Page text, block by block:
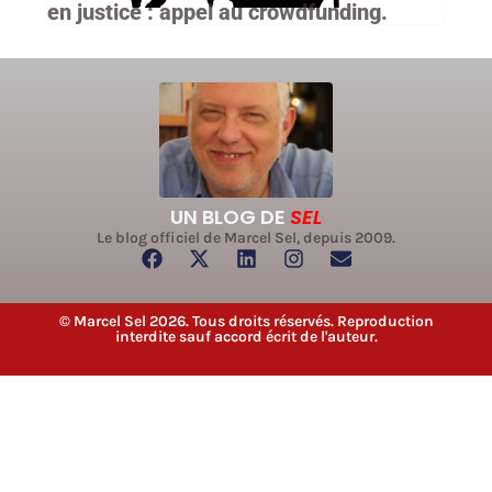
en justice : appel au crowdfunding.
UN BLOG DE SEL
Le blog officiel de Marcel Sel, depuis 2009.
© Marcel Sel 2026. Tous droits réservés. Reproduction
interdite sauf accord écrit de l'auteur.